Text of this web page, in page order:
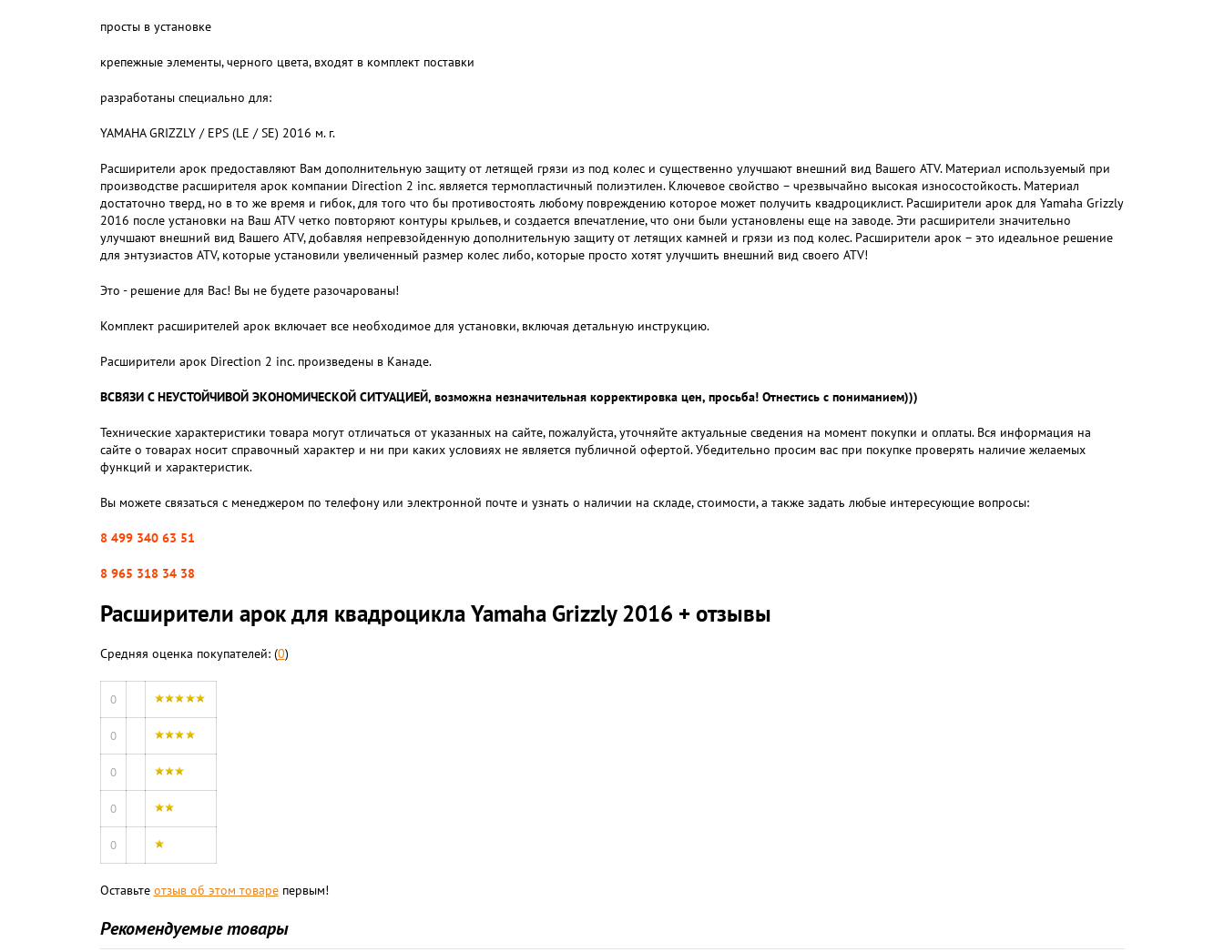
просты в установке
крепежные элементы, черного цвета, входят в комплект поставки
разработаны специально для:
YAMAHA GRIZZLY / EPS (LE / SE) 2016 м. г.
Расширители арок предоставляют Вам дополнительную защиту от летящей грязи из под колес и существенно улучшают внешний вид Вашего ATV. Материал используемый при
производстве расширителя арок компании Direction 2 inc. является термопластичный полиэтилен. Ключевое свойство – чрезвычайно высокая износостойкость. Материал
достаточно тверд, но в то же время и гибок, для того что бы противостоять любому повреждению которое может получить квадроциклист. Расширители арок для Yamaha Grizzly
2016 после установки на Ваш ATV четко повторяют контуры крыльев, и создается впечатление, что они были установлены еще на заводе. Эти расширители значительно
улучшают внешний вид Вашего ATV, добавляя непревзойденную дополнительную защиту от летящих камней и грязи из под колес. Расширители арок – это идеальное решение
для энтузиастов ATV, которые установили увеличенный размер колес либо, которые просто хотят улучшить внешний вид своего ATV!
Это - решение для Вас! Вы не будете разочарованы!
Комплект расширителей арок включает все необходимое для установки, включая детальную инструкцию.
Расширители арок Direction 2 inc. произведены в Канаде.
ВСВЯЗИ С НЕУСТОЙЧИВОЙ ЭКОНОМИЧЕСКОЙ СИТУАЦИЕЙ, возможна незначительная корректировка цен, просьба! Отнестись с пониманием)))
Технические характеристики товара могут отличаться от указанных на сайте, пожалуйста, уточняйте актуальные сведения на момент покупки и оплаты. Вся информация на
сайте о товарах носит справочный характер и ни при каких условиях не является публичной офертой. Убедительно просим вас при покупке проверять наличие желаемых
функций и характеристик.
Вы можете связаться с менеджером по телефону или электронной почте и узнать о наличии на складе, стоимости, а также задать любые интересующие вопросы:
8 499 340 63 51
8 965 318 34 38
Расширители арок для квадроцикла Yamaha Grizzly 2016 + отзывы
Средняя оценка покупателей: (0)
0
0
0
0
0
Оставьте отзыв об этом товарепервым!
Рекомендуемые товары